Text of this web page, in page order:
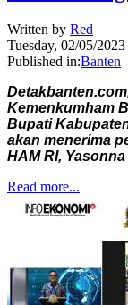
Written by Red
Tuesday, 02/05/2023
Published in:Banten
Kemenkumham
Bupati
akan menerima
HAM RI,
Read more...